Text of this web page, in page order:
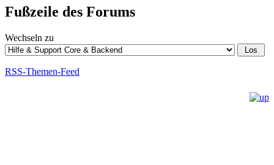
Fußzeile des Forums
Wechseln zu
RSS-Themen-Feed